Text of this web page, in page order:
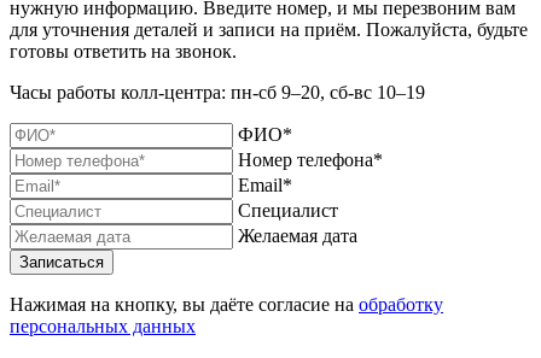
нужную информацию. Введите номер, и мы перезвоним вам
для уточнения деталей и записи на приём. Пожалуйста, будьте
готовы ответить на звонок.
Часы работы колл-центра: пн-сб 9–20, сб-вс 10–19
ФИО*
Номер телефона*
Email*
Специалист
Желаемая дата
Нажимая на кнопку, вы даёте согласие на обработку
персональных данных